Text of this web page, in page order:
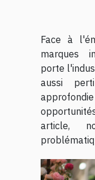
Face à
marques
porte
aussi
article,